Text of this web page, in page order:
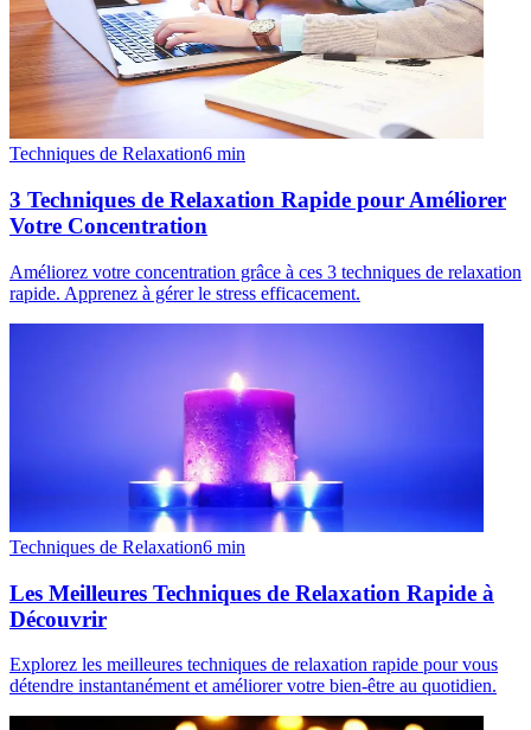
Techniques de Relaxation6 min
3 Techniques de Relaxation Rapide pour Améliorer
Votre Concentration
Améliorez votre concentration grâce à ces 3 techniques de relaxation
rapide. Apprenez à gérer le stress efficacement.
Techniques de Relaxation6 min
Les Meilleures Techniques de Relaxation Rapide à
Découvrir
Explorez les meilleures techniques de relaxation rapide pour vous
détendre instantanément et améliorer votre bien-être au quotidien.